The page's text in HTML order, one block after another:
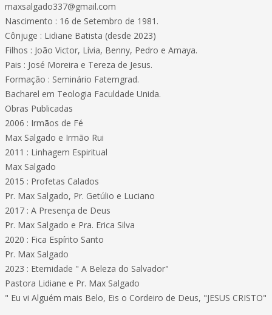
maxsalgado337@gmail.com
Nascimento : 16 de Setembro de 1981.
Cônjuge : Lidiane Batista (desde 2023)
Filhos : João Victor, Lívia, Benny, Pedro e Amaya.
Pais : José Moreira e Tereza de Jesus.
Formação : Seminário Fatemgrad.
Bacharel em Teologia Faculdade Unida.
Obras Publicadas
2006 : Irmãos de Fé
Max Salgado e Irmão Rui
2011 : Linhagem Espiritual
Max Salgado
2015 : Profetas Calados
Pr. Max Salgado, Pr. Getúlio e Luciano
2017 : A Presença de Deus
Pr. Max Salgado e Pra. Erica Silva
2020 : Fica Espírito Santo
Pr. Max Salgado
2023 : Eternidade " A Beleza do Salvador"
Pastora Lidiane e Pr. Max Salgado
" Eu vi Alguém mais Belo, Eis o Cordeiro de Deus, "JESUS CRISTO"